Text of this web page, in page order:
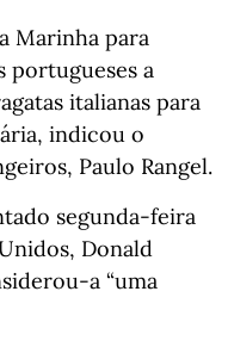
Marinha para
portugueses a
italianas para
indicou o
Paulo Rangel.
segunda-feira
Donald
a “uma